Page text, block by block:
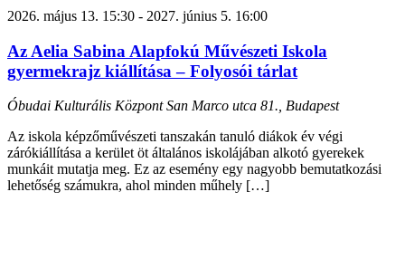
2026. május 13. 15:30 - 2027. június 5. 16:00
Az Aelia Sabina Alapfokú Művészeti Iskola
gyermekrajz kiállítása – Folyosói tárlat
Óbudai Kulturális KözpontSan Marco utca 81., Budapest
Az iskola képzőművészeti tanszakán tanuló diákok év végi
zárókiállítása a kerület öt általános iskolájában alkotó gyerekek
munkáit mutatja meg. Ez az esemény egy nagyobb bemutatkozási
lehetőség számukra, ahol minden műhely […]